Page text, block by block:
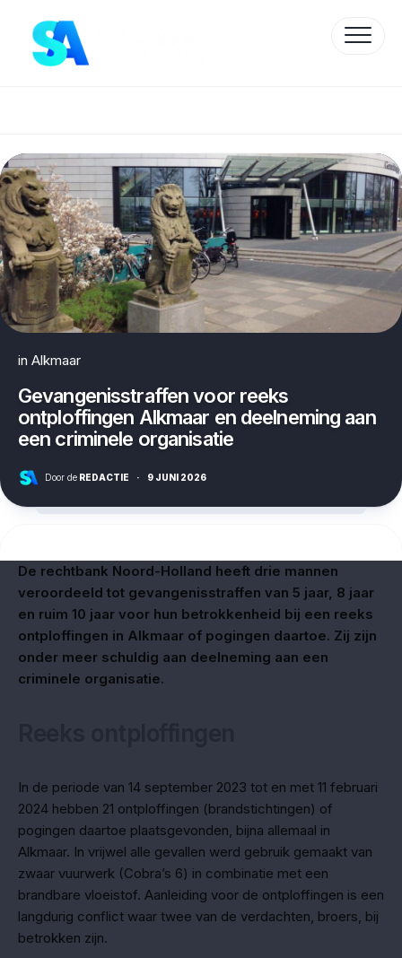
content
in Alkmaar
Gevangenisstraffen voor reeks
ontploffingen Alkmaar en deelneming aan
een criminele organisatie
Door de REDACTIE · 9 JUNI 2026
De rechtbank Noord-Holland heeft drie mannen
veroordeeld tot gevangenisstraffen van 5 jaar, 8 jaar
en ruim 10 jaar voor hun betrokkenheid bij een reeks
ontploffingen in Alkmaar of pogingen daartoe. Zij zijn
onder meer schuldig aan deelneming aan een
criminele organisatie.
In de periode van 14 september 2023 tot en met 11 februari
2024 hebben 21 ontploffingen (brandstichtingen) of
pogingen daartoe plaatsgevonden, bijna allemaal in
Alkmaar. In vrijwel alle gevallen werd gebruik gemaakt van
zwaar vuurwerk (Cobra’s 6) in combinatie met een
brandbare vloeistof. Aanleiding voor de ontploffingen is een
langdurig conflict waar twee van de verdachten, broers, bij
betrokken zijn.
Protected by WP Anti-Hacker